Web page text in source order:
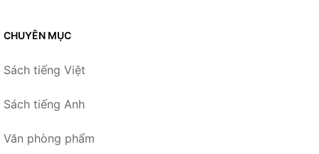
CHUYÊN MỤC
Sách tiếng Việt
Sách tiếng Anh
Văn phòng phẩm